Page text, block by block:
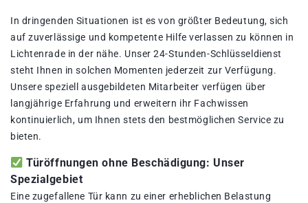
In dringenden Situationen ist es von größter Bedeutung, sich
auf zuverlässige und kompetente Hilfe verlassen zu können in
Lichtenrade in der nähe. Unser 24-Stunden-Schlüsseldienst
steht Ihnen in solchen Momenten jederzeit zur Verfügung.
Unsere speziell ausgebildeten Mitarbeiter verfügen über
langjährige Erfahrung und erweitern ihr Fachwissen
kontinuierlich, um Ihnen stets den bestmöglichen Service zu
bieten.
Türöffnungen ohne Beschädigung: Unser
Spezialgebiet
Eine zugefallene Tür kann zu einer erheblichen Belastung